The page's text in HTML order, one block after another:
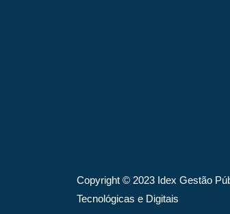
Copyright © 2023 Idex Gestão
Tecnológicas e Digitais